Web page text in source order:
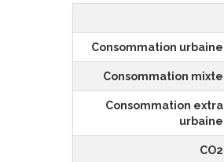
Consommation urbaine
Consommation mixte
Consommation extra
urbaine
CO2